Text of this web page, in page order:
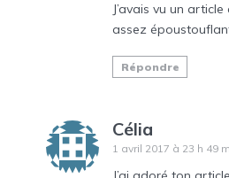
J’avais vu un
assez
Répondre
Célia
1 avril 2017 à 23 h 49